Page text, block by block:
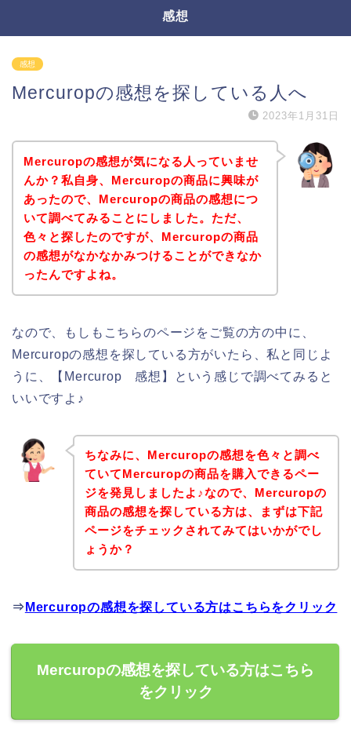
感想
感想
Mercuropの感想を探している人へ
2023年1月31日
Mercuropの感想が気になる人っていませ
んか？私自身、Mercuropの商品に興味が
あったので、Mercuropの商品の感想につ
いて調べてみることにしました。ただ、
色々と探したのですが、Mercuropの商品
の感想がなかなかみつけることができなか
ったんですよね。
なので、もしもこちらのページをご覧の方の中に、
Mercuropの感想を探している方がいたら、私と同じよ
うに、【Mercurop 感想】という感じで調べてみると
いいですよ♪
ちなみに、Mercuropの感想を色々と調べ
ていてMercuropの商品を購入できるペー
ジを発見しましたよ♪なので、Mercuropの
商品の感想を探している方は、まずは下記
ページをチェックされてみてはいかがでし
ょうか？
⇒ Mercuropの感想を探している方はこちらをクリック
Mercuropの感想を探している方はこちら
をクリック